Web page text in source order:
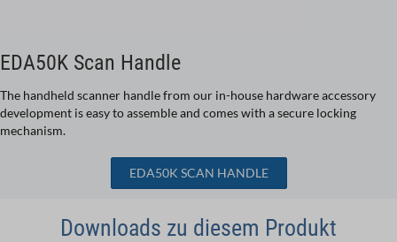
EDA50K Scan Handle
The handheld scanner handle from our in-house hardware accessory
development is easy to assemble and comes with a secure locking
mechanism.
EDA50K SCAN HANDLE
Downloads zu diesem Produkt